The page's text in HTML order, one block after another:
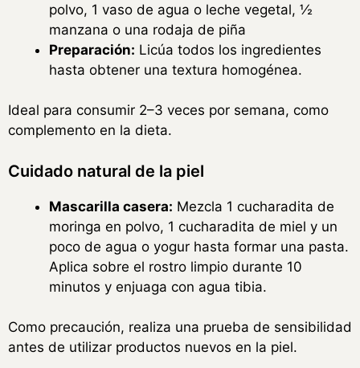
polvo, 1 vaso de agua o leche vegetal, ½
manzana o una rodaja de piña
Preparación: Licúa todos los ingredientes
hasta obtener una textura homogénea.
Ideal para consumir 2–3 veces por semana, como
complemento en la dieta.
Cuidado natural de la piel
Mascarilla casera: Mezcla 1 cucharadita de
moringa en polvo, 1 cucharadita de miel y un
poco de agua o yogur hasta formar una pasta.
Aplica sobre el rostro limpio durante 10
minutos y enjuaga con agua tibia.
Como precaución, realiza una prueba de sensibilidad
antes de utilizar productos nuevos en la piel.